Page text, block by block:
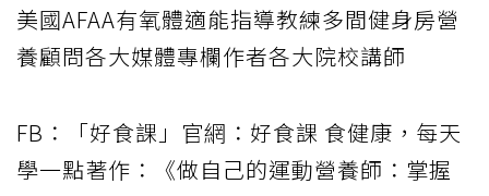
美國AFAA有氧體適能指導教練多間健身房營
養顧問各大媒體專欄作者各大院校講師
FB：「好食課」官網：好食課 食健康，每天
學一點著作：《做自己的運動營養師：掌握